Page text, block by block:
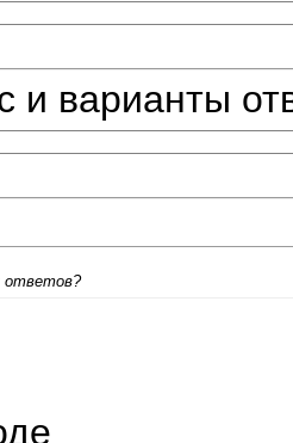
и варианты
ответов?